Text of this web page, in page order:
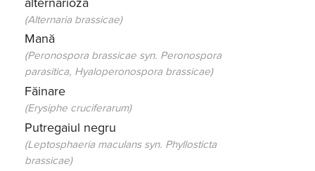
(Alternaria brassicae)
Mană
(Peronospora brassicae syn. Peronospora
parasitica, Hyaloperonospora brassicae)
Făinare
(Erysiphe cruciferarum)
Putregaiul negru
(Leptosphaeria maculans syn. Phyllosticta
brassicae)